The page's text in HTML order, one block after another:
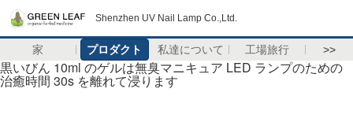
Shenzhen UV Nail Lamp Co.,Ltd.
家 プロダクト 私達について 工場旅行 >>
黒いびん 10ml のゲルは無臭マニキュア LED ランプのための
治癒時間 30s を離れて浸ります